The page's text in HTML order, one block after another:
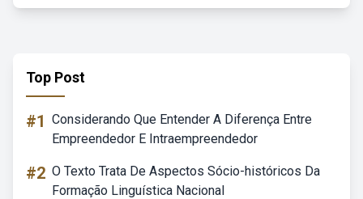
Top Post
#1 Considerando Que Entender A Diferença Entre
Empreendedor E Intraempreendedor
#2 O Texto Trata De Aspectos Sócio-históricos Da
Formação Linguística Nacional